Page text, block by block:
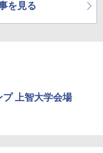
を見る
上智大学会場